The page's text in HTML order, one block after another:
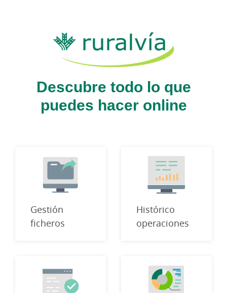
Descubre todo lo que
puedes hacer online
Gestión
ficheros
Histórico
operaciones